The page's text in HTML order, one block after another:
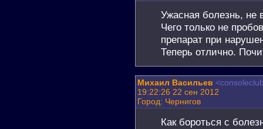
Ужасная болезнь, не
Чего только не
препарат при
Теперь отлично.
Михаил Васильев
19:22:26 22 сен 2012
Город: Чернигов
Как бороться с